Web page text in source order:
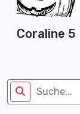
Coraline 5